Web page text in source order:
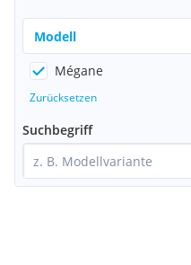
Modell
Mégane
Zurücksetzen
Suchbegriff